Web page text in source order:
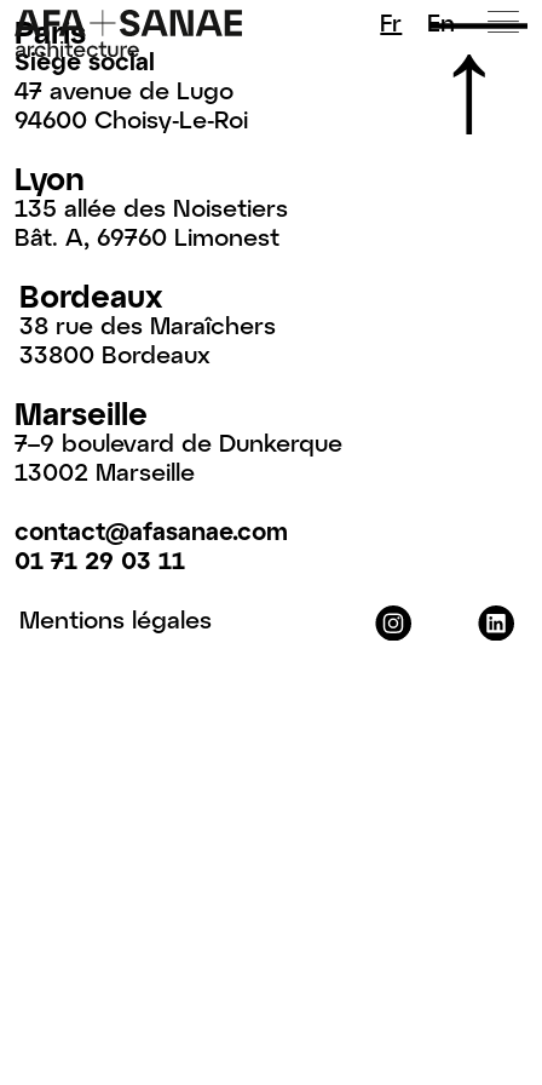
Fr En
Paris
Siège social
47 avenue de Lugo
94600 Choisy-Le-Roi
Lyon
135 allée des Noisetiers
Bât. A, 69760 Limonest
Bordeaux
38 rue des Maraîchers
33800 Bordeaux
Marseille
7–9 boulevard de Dunkerque
13002 Marseille
contact@afasanae.com
01 71 29 03 11
Mentions légales